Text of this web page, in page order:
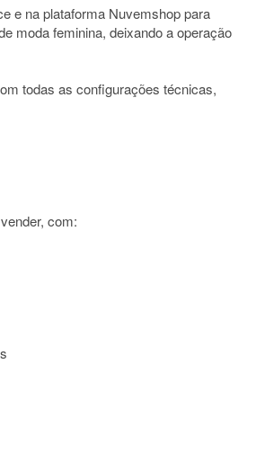
e na plataforma Nuvemshop para
moda feminina, deixando a operação
todas as configurações técnicas,
com: